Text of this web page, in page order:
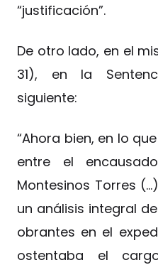
“justificación”.
De otro lado, en el
31), en la
siguiente:
“Ahora bien, en lo
entre el
Montesinos Torres
un análisis integral
obrantes en el
ostentaba el